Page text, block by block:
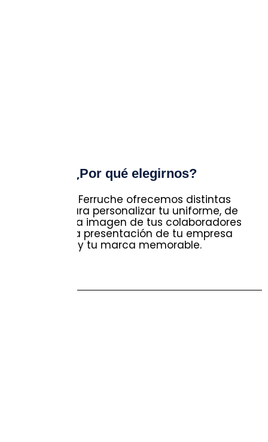
¿Por qué elegirnos?
En Camisas Ferruche ofrecemos distintas
opciones para personalizar tu uniforme, de
forma que la imagen de tus colaboradores
sea única, la presentación de tu empresa
destacable y tu marca memorable.